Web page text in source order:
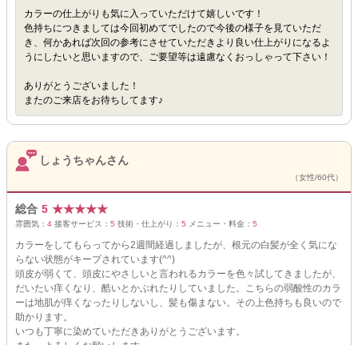
カラーの仕上がりも気に入っていただけて嬉しいです！
色持ちにつきましては今回初めてでしたので今後の様子を見ていただ
き、何かあれば次回の参考にさせていただきより良い仕上がりになるよ
うにしたいと思いますので、ご要望等は遠慮なくおっしゃって下さい！
ありがとうございました！
またのご来店をお待ちしてます♪
しょうちゃんさん
（女性/60代）
総合 5 ★★★★★
雰囲気： 4 接客サービス： 5 技術・仕上がり： 5 メニュー・料金： 5
カラーをしてもらってから2週間経過しましたが、根元の白髪が全く気にな
らない状態がキープされています(^^)
頭皮が弱くて、頭皮にやさしいと言われるカラーを色々試してきましたが、
だいたい痒くなり、酷いとかぶれたりしていました。こちらの弱酸性のカラ
ーは地肌が痒くなったりしないし、髪も傷まない。その上色持ちも良いので
助かります。
いつも丁寧に染めていただきありがとうございます。